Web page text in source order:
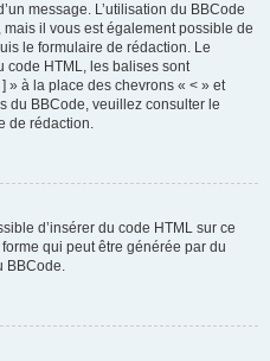
message. L’utilisation du BBCode
il vous est également possible de
le formulaire de rédaction. Le
code HTML, les balises sont
» à la place des chevrons « < » et
du BBCode, veuillez consulter le
de rédaction.
d’insérer du code HTML sur ce
qui peut être générée par du
BBCode.